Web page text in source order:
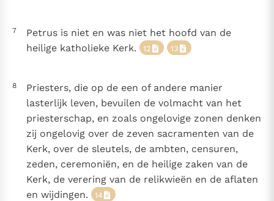
7
Petrus is niet en was niet het hoofd van de
heilige katholieke Kerk.
12 13
8
Priesters, die op de een of andere manier
lasterlijk leven, bevuilen de volmacht van het
priesterschap, en zoals ongelovige zonen denken
zij ongelovig over de zeven sacramenten van de
Kerk, over de sleutels, de ambten, censuren,
zeden, ceremoniën, en de heilige zaken van de
Kerk, de verering van de relikwieën en de aflaten
en wijdingen.
14